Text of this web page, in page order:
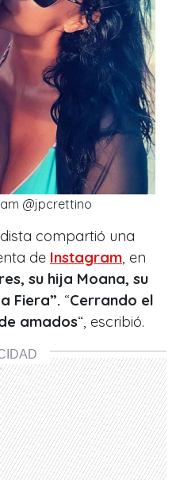
@jpcrettino
compartió una
de Instagram, en
su hija Moana, su
Fiera”. “Cerrando el
amados“, escribió.